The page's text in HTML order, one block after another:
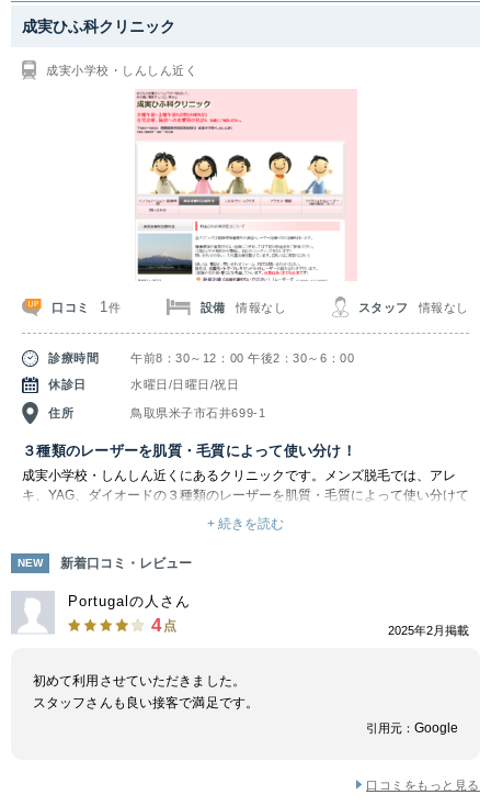
成実ひふ科クリニック
成実小学校・しんしん近く
口コミ 1件 設備 情報なし スタッフ 情報なし
診療時間
午前8：30～12：00 午後2：30～6：00
休診日
水曜日/日曜日/祝日
住所 鳥取県米子市石井699-1
３種類のレーザーを肌質・毛質によって使い分け！
成実小学校・しんしん近くにあるクリニックです。メンズ脱毛では、アレ
キ、YAG、ダイオードの３種類のレーザーを肌質・毛質によって使い分けて
シネロンキャンデラ社のジェントルマックスプロ「プラス」は、従来の基本
性能はそのままに、より大きいスポットサイズ、ハイスピード照射を実現し
た医療用レーザー装置となっています。波長755nmと1,064nmの2波長を1
台に搭載し、表在性色素性疾患の治療と脱毛治療をより短時間で効率よく行
えるのが特徴です。
そしてルートロニック社のクラリティツインは、２つのレーザーを搭載して
ろ）や尋常性疣贅（いぼ）などの疾患の治療も行うこともできます。
最後に日本ルミナス社のLightsheer Duetは痛みの少ない、かつ完全脱毛を
目指せるダイオードで、メンズ脱毛初心者の方にもおすすめです。どの脱毛
機を使用するかは、丁寧なカウンセリングで提案してもらえます。
+ 続きを読む
NEW 新着口コミ・レビュー
Portugalの人さん
4 点 2025年2月掲載
初めて利用させていただきました。
スタッフさんも良い接客で満足です。
引用元： Google
口コミをもっと見る